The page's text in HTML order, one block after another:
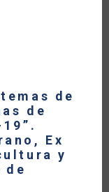
de
de
Ex
y
de